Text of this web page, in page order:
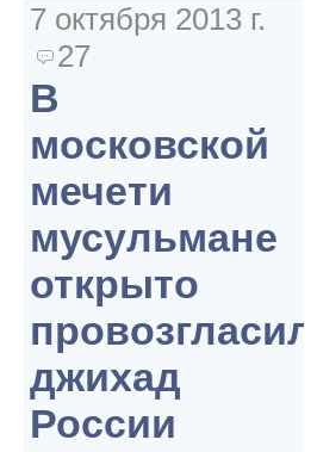
7 октября 2013 г.
27
В
московской
мечети
мусульмане
открыто
провозгласили
джихад
России